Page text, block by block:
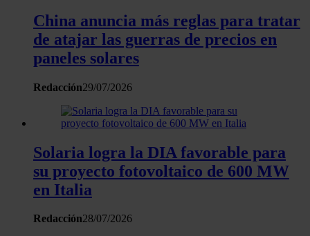
China anuncia más reglas para tratar
de atajar las guerras de precios en
paneles solares
Redacción29/07/2026
Solaria logra la DIA favorable para
su proyecto fotovoltaico de 600 MW
en Italia
Redacción28/07/2026